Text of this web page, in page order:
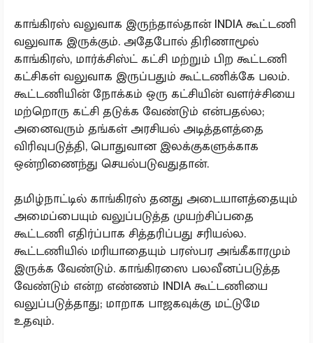
காங்கிரஸ் வலுவாக இருந்தால்தான் INDIA கூட்டணி
வலுவாக இருக்கும். அதேபோல் திரிணாமூல்
காங்கிரஸ், மார்க்சிஸ்ட் கட்சி மற்றும் பிற கூட்டணி
கட்சிகள் வலுவாக இருப்பதும் கூட்டணிக்கே பலம்.
கூட்டணியின் நோக்கம் ஒரு கட்சியின் வளர்ச்சியை
மற்றொரு கட்சி தடுக்க வேண்டும் என்பதல்ல;
அனைவரும் தங்கள் அரசியல் அடித்தளத்தை
விரிவுபடுத்தி, பொதுவான இலக்குகளுக்காக
ஒன்றிணைந்து செயல்படுவதுதான்.
தமிழ்நாட்டில் காங்கிரஸ் தனது அடையாளத்தையும்
அமைப்பையும் வலுப்படுத்த முயற்சிப்பதை
கூட்டணி எதிர்ப்பாக சித்தரிப்பது சரியல்ல.
கூட்டணியில் மரியாதையும் பரஸ்பர அங்கீகாரமும்
இருக்க வேண்டும். காங்கிரஸை பலவீனப்படுத்த
வேண்டும் என்ற எண்ணம் INDIA கூட்டணியை
வலுப்படுத்தாது; மாறாக பாஜகவுக்கு மட்டுமே
உதவும்.